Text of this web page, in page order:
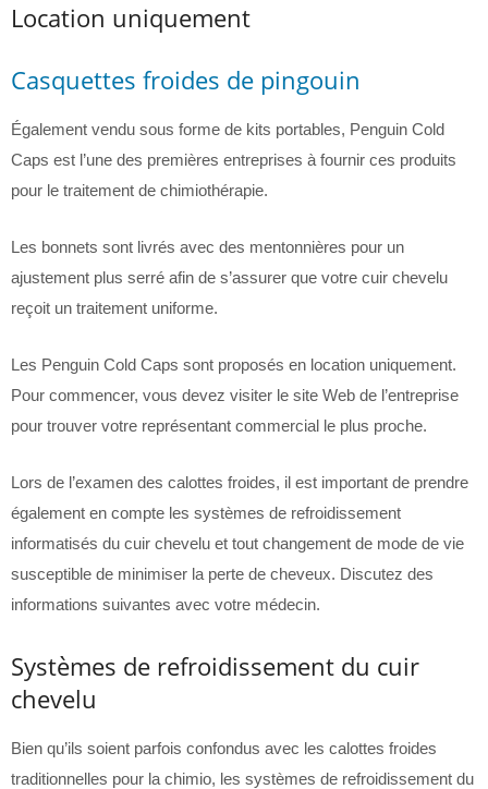
Location uniquement
Casquettes froides de pingouin
Également vendu sous forme de kits portables, Penguin Cold
Caps est l’une des premières entreprises à fournir ces produits
pour le traitement de chimiothérapie.
Les bonnets sont livrés avec des mentonnières pour un
ajustement plus serré afin de s’assurer que votre cuir chevelu
reçoit un traitement uniforme.
Les Penguin Cold Caps sont proposés en location uniquement.
Pour commencer, vous devez visiter le site Web de l’entreprise
pour trouver votre représentant commercial le plus proche.
Lors de l’examen des calottes froides, il est important de prendre
également en compte les systèmes de refroidissement
informatisés du cuir chevelu et tout changement de mode de vie
susceptible de minimiser la perte de cheveux. Discutez des
informations suivantes avec votre médecin.
Systèmes de refroidissement du cuir
chevelu
Bien qu’ils soient parfois confondus avec les calottes froides
traditionnelles pour la chimio, les systèmes de refroidissement du